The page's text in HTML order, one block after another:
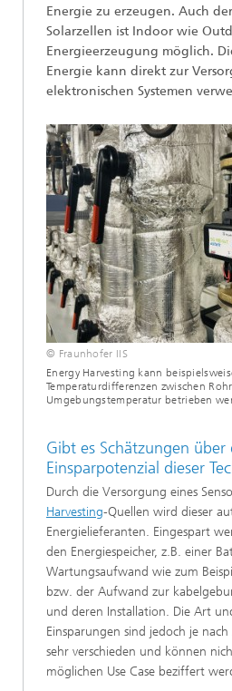
Energie zu erzeugen. Auch
Solarzellen ist Indoor wie
Energieerzeugung möglich.
Energie kann direkt zur
elektronischen Systemen
© Fraunhofer IIS
Energy Harvesting kann
Temperaturdifferenzen zwischen
Umgebungstemperatur betrieben
Gibt es Schätzungen über
Einsparpotenzial dieser
Durch die Versorgung eines
Harvesting-Quellen wird dieser
Energielieferanten. Eingespart
den Energiespeicher, z.B. einer
Wartungsaufwand wie zum
bzw. der Aufwand zur
und deren Installation. Die Art
Einsparungen sind jedoch je
sehr verschieden und können
möglichen Use Case beziffert